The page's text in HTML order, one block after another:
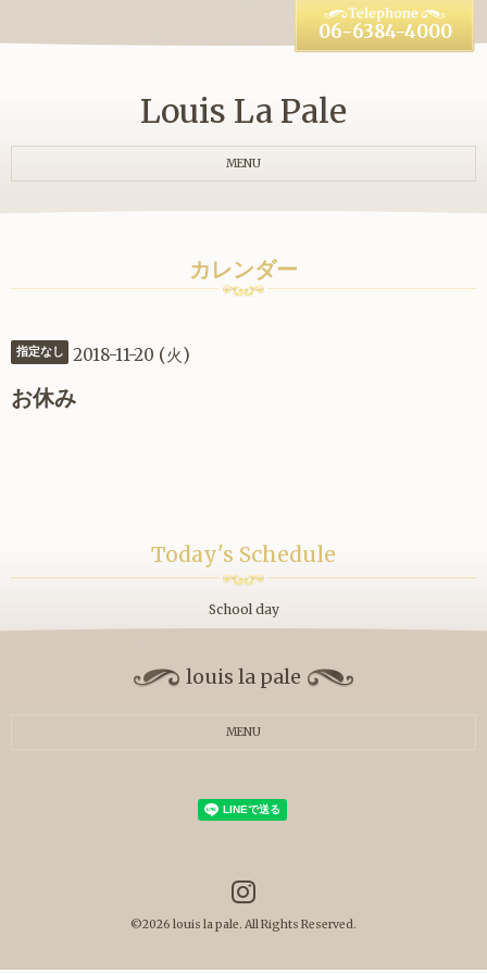
Louis La Pale
06-6384-4000
MENU
カレンダー
指定なし 2018-11-20 (火)
お休み
Today's Schedule
School day
louis la pale
MENU
©2026 louis la pale. All Rights Reserved.